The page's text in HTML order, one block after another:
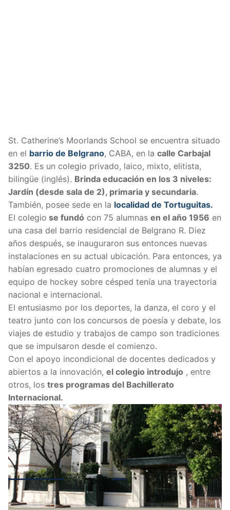
St. Catherine’s Moorlands School se encuentra situado
en el barrio de Belgrano, CABA, en la calle Carbajal
3250. Es un colegio privado, laico, mixto, elitista,
bilingüe (inglés). Brinda educación en los 3 niveles:
Jardín (desde sala de 2), primaria y secundaria.
También, posee sede en la localidad de Tortuguitas.
El colegio se fundó con 75 alumnas en el año 1956 en
una casa del barrio residencial de Belgrano R. Diez
años después, se inauguraron sus entonces nuevas
instalaciones en su actual ubicación. Para entonces, ya
habían egresado cuatro promociones de alumnas y el
equipo de hockey sobre césped tenía una trayectoria
nacional e internacional.
El entusiasmo por los deportes, la danza, el coro y el
teatro junto con los concursos de poesía y debate, los
viajes de estudio y trabajos de campo son tradiciones
que se impulsaron desde el comienzo.
Con el apoyo incondicional de docentes dedicados y
abiertos a la innovación, el colegio introdujo , entre
otros, los tres programas del Bachillerato
Internacional.